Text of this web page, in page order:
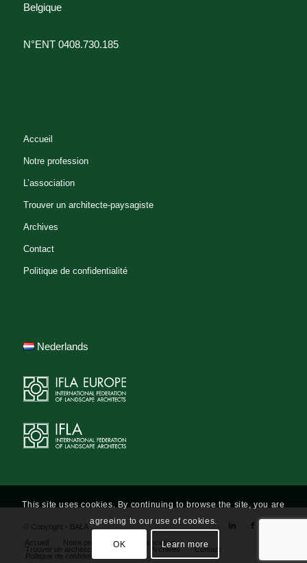
Belgique
N°ENT 0408.730.185
Accueil
Notre profession
L’association
Trouver un architecte-paysagiste
Archives
Contact
Politique de confidentialité
Nederlands
© Copyright - BALA
Accueil
Notre profession
L’association
Trouver un architecte-paysagiste
Archives
Contact
Politique de confidentialité
This site uses cookies. By continuing to browse the site, you are
agreeing to our use of cookies.
OK Learn more